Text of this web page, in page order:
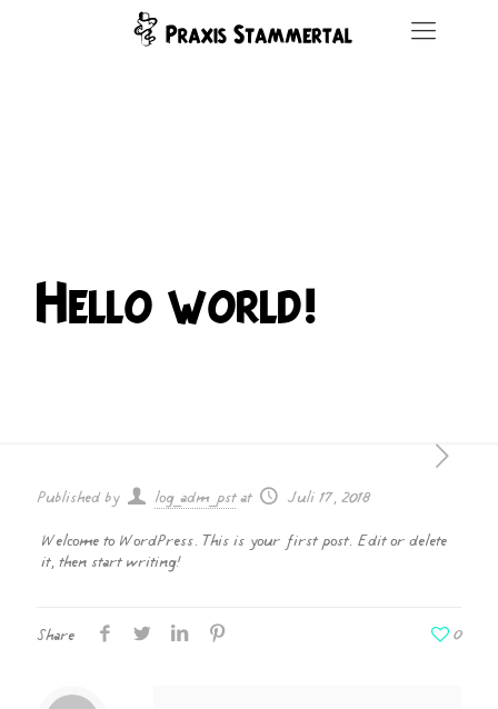
Hello world!
Published by log_adm_pst at Juli 17, 2018
Welcome to WordPress. This is your first post. Edit or delete
it, then start writing!
Share 0